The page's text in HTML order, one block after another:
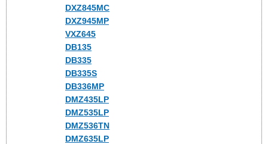
DXZ845MC
DXZ945MP
VXZ645
DB135
DB335
DB335S
DB336MP
DMZ435LP
DMZ535LP
DMZ536TN
DMZ635LP